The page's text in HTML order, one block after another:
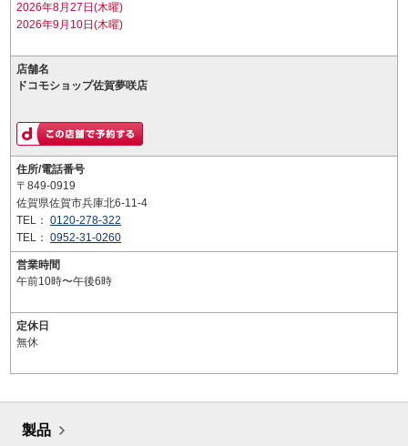
2026年8月27日(木曜)
2026年9月10日(木曜)
店舗名
ドコモショップ佐賀夢咲店
住所/電話番号
〒849-0919
佐賀県佐賀市兵庫北6-11-4
TEL： 0120-278-322
TEL： 0952-31-0260
営業時間
午前10時〜午後6時
定休日
無休
製品